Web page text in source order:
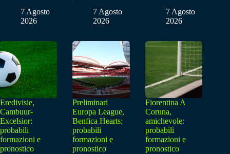
7 Agosto
2026
7 Agosto
2026
7 Agosto
2026
Eredivisie,
Cambuur-
Excelsior:
probabili
formazioni e
pronostico
Preliminari
Europa League,
Benfica Hearts:
probabili
formazioni e
pronostico
Fiorentina A
Coruna,
amichevole:
probabili
formazioni e
pronostico